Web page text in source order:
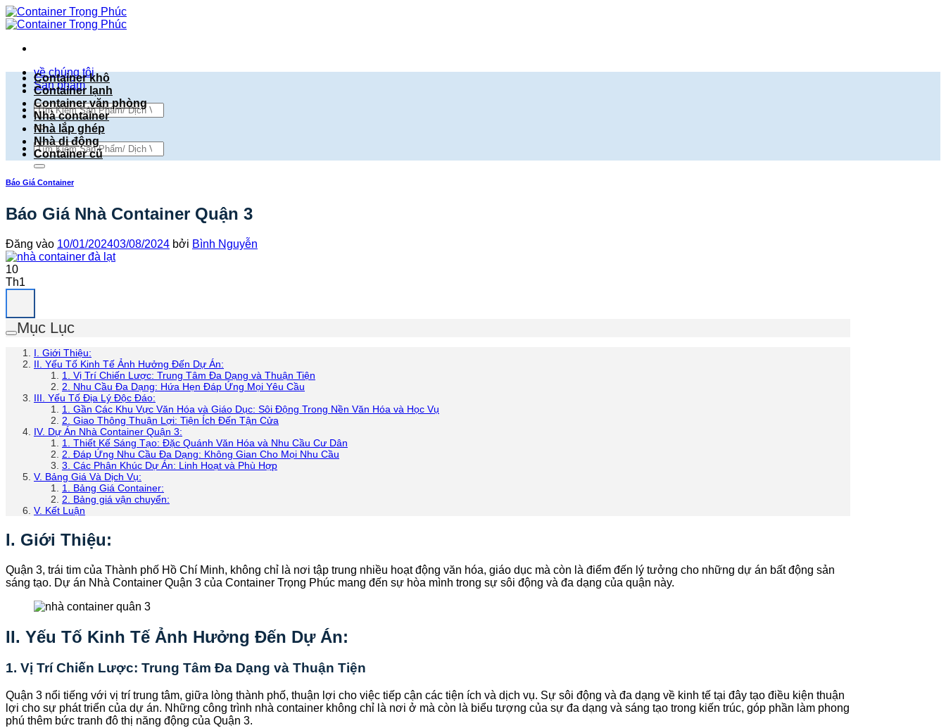
Bỏ
qua
dung
về chúng tôi
Sản phẩm
Tìm
kiếm:
Tìm
kiếm:
Container khô
Container lạnh
Container văn phòng
Nhà container
Nhà lắp ghép
Nhà di động
Container cũ
Báo Giá Container
Báo Giá Nhà Container Quận 3
Đăng vào 10/01/202403/08/2024 bởi Bình Nguyễn
10
Th1
Mục Lục
I. Giới Thiệu:
II. Yếu Tố Kinh Tế Ảnh Hưởng Đến Dự Án:
1. Vị Trí Chiến Lược: Trung Tâm Đa Dạng và Thuận Tiện
2. Nhu Cầu Đa Dạng: Hứa Hẹn Đáp Ứng Mọi Yêu Cầu
III. Yếu Tố Địa Lý Độc Đáo:
1. Gần Các Khu Vực Văn Hóa và Giáo Dục: Sôi Động Trong Nền Văn Hóa và Học Vụ
2. Giao Thông Thuận Lợi: Tiện Ích Đến Tận Cửa
IV. Dự Án Nhà Container Quận 3:
1. Thiết Kế Sáng Tạo: Đặc Quánh Văn Hóa và Nhu Cầu Cư Dân
2. Đáp Ứng Nhu Cầu Đa Dạng: Không Gian Cho Mọi Nhu Cầu
3. Các Phân Khúc Dự Án: Linh Hoạt và Phù Hợp
V. Bảng Giá Và Dịch Vụ:
1. Bảng Giá Container:
2. Bảng giá vận chuyển:
V. Kết Luận
I. Giới Thiệu:
Quận 3, trái tim của Thành phố Hồ Chí Minh, không chỉ là nơi tập trung nhiều hoạt động văn hóa, giáo dục mà còn là điểm đến lý tưởng cho những dự án bất động sản
sáng tạo. Dự án Nhà Container Quận 3 của Container Trọng Phúc mang đến sự hòa mình trong sự sôi động và đa dạng của quận này.
II. Yếu Tố Kinh Tế Ảnh Hưởng Đến Dự Án:
1. Vị Trí Chiến Lược: Trung Tâm Đa Dạng và Thuận Tiện
Quận 3 nổi tiếng với vị trí trung tâm, giữa lòng thành phố, thuận lợi cho việc tiếp cận các tiện ích và dịch vụ. Sự sôi động và đa dạng về kinh tế tại đây tạo điều kiện thuận
lợi cho sự phát triển của dự án. Những công trình nhà container không chỉ là nơi ở mà còn là biểu tượng của sự đa dạng và sáng tạo trong kiến trúc, góp phần làm phong
phú thêm bức tranh đô thị năng động của Quận 3.